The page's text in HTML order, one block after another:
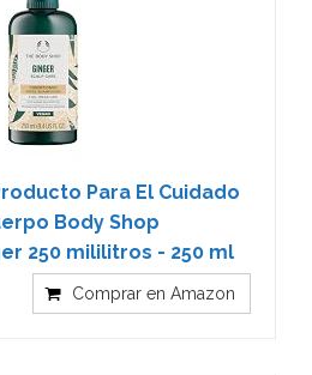
Para El Cuidado
Body Shop
250 mililitros - 250 ml
Comprar en Amazon